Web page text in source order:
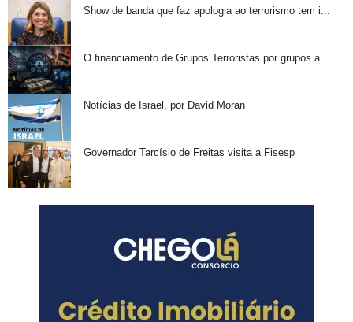
Show de banda que faz apologia ao terrorismo tem i...
O financiamento de Grupos Terroristas por grupos a...
Notícias de Israel, por David Moran
Governador Tarcísio de Freitas visita a Fisesp